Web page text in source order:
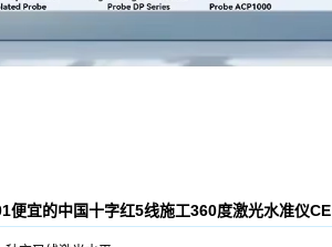
便宜的中国十字红5线施工360度激光水准仪CE